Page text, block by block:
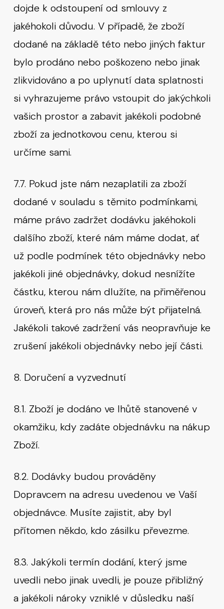
dojde k odstoupení od smlouvy z
jakéhokoli důvodu. V případě, že zboží
dodané na základě této nebo jiných faktur
bylo prodáno nebo poškozeno nebo jinak
zlikvidováno a po uplynutí data splatnosti
si vyhrazujeme právo vstoupit do jakýchkoli
vašich prostor a zabavit jakékoli podobné
zboží za jednotkovou cenu, kterou si
určíme sami.
7.7. Pokud jste nám nezaplatili za zboží
dodané v souladu s těmito podmínkami,
máme právo zadržet dodávku jakéhokoli
dalšího zboží, které nám máme dodat, ať
už podle podmínek této objednávky nebo
jakékoli jiné objednávky, dokud nesnížíte
částku, kterou nám dlužíte, na přiměřenou
úroveň, která pro nás může být přijatelná.
Jakékoli takové zadržení vás neopravňuje ke
zrušení jakékoli objednávky nebo její části.
8. Doručení a vyzvednutí
8.1. Zboží je dodáno ve lhůtě stanovené v
okamžiku, kdy zadáte objednávku na nákup
Zboží.
8.2. Dodávky budou prováděny
Dopravcem na adresu uvedenou ve Vaší
objednávce. Musíte zajistit, aby byl
přítomen někdo, kdo zásilku převezme.
8.3. Jakýkoli termín dodání, který jsme
uvedli nebo jinak uvedli, je pouze přibližný
a jakékoli nároky vzniklé v důsledku naší